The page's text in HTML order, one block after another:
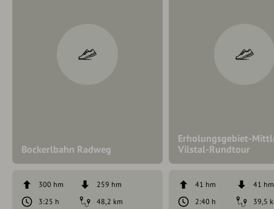
Bockerlbahn Radweg
300 hm
259 hm
3:25 h
48,2 km
Erholungsgebiet-
Vilstal-Rundtour
41 hm
41 hm
2:40 h
39,5